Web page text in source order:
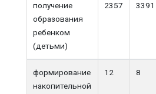
получение
образования
ребенком
(детьми)
2357 3391
формирование
накопительной
12 8